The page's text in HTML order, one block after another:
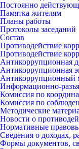
Постоянно
Памятка жителям
Планы работы
Протоколы заседаний
Состав
Противодействие
Противодействие
Антикоррупционная
Антикоррупционная
Антикоррупционный
Информационно-
Комиссия по
Комиссия по
Методические
Новости о
Нормативные
Сведения о доходах,
Формы документов,